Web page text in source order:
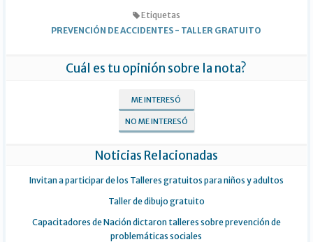
Etiquetas
PREVENCIÓN DE ACCIDENTES - TALLER GRATUITO
Cuál es tu opinión sobre la nota?
ME INTERESÓ
NO ME INTERESÓ
Noticias Relacionadas
Invitan a participar de los Talleres gratuitos para niños y adultos
Taller de dibujo gratuito
Capacitadores de Nación dictaron talleres sobre prevención de
problemáticas sociales